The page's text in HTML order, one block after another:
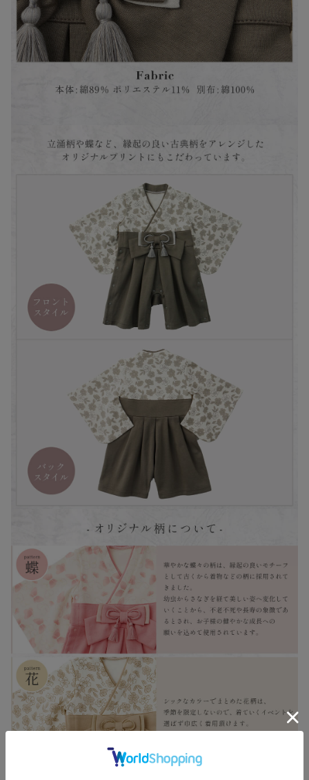
お買い物を続ける
RELATED ITEMS
関連商品
1